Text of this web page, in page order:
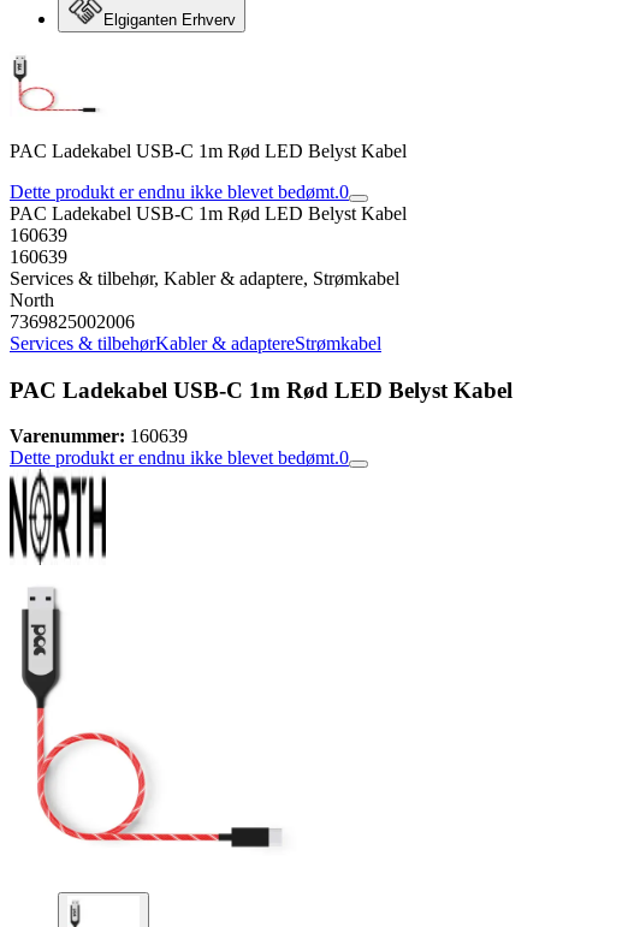
Elgiganten Erhverv
PAC Ladekabel USB-C 1m Rød LED Belyst Kabel
Dette produkt er endnu ikke blevet bedømt.0
PAC Ladekabel USB-C 1m Rød LED Belyst Kabel
160639
160639
Services & tilbehør, Kabler & adaptere, Strømkabel
North
7369825002006
Services & tilbehørKabler & adaptereStrømkabel
PAC Ladekabel USB-C 1m Rød LED Belyst Kabel
Varenummer: 160639
Dette produkt er endnu ikke blevet bedømt.0